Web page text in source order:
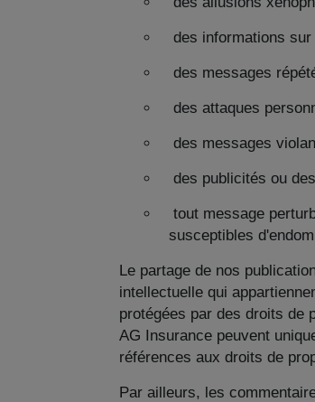
des informations
des messages
des attaques
des messages
des publicités ou
tout message
susceptibles
Le partage de nos
intellectuelle qui
protégées par des droits de
AG Insurance peuvent
références aux droits de
Par ailleurs, les